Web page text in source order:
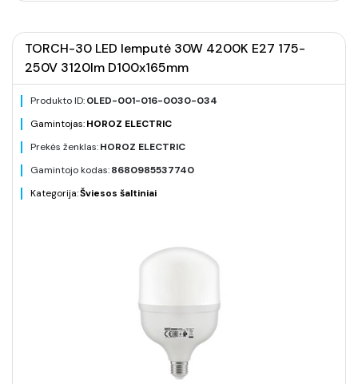
TORCH-30 LED lemputė 30W 4200K E27 175-
250V 3120lm D100x165mm
Produkto ID:0LED-001-016-0030-034
Gamintojas:HOROZ ELECTRIC
Prekės ženklas:HOROZ ELECTRIC
Gamintojo kodas:8680985537740
Kategorija:Šviesos šaltiniai